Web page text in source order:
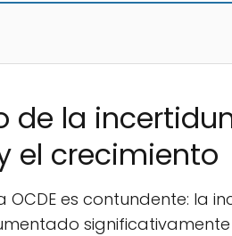
de la
el crecimiento
OCDE es contundente: la